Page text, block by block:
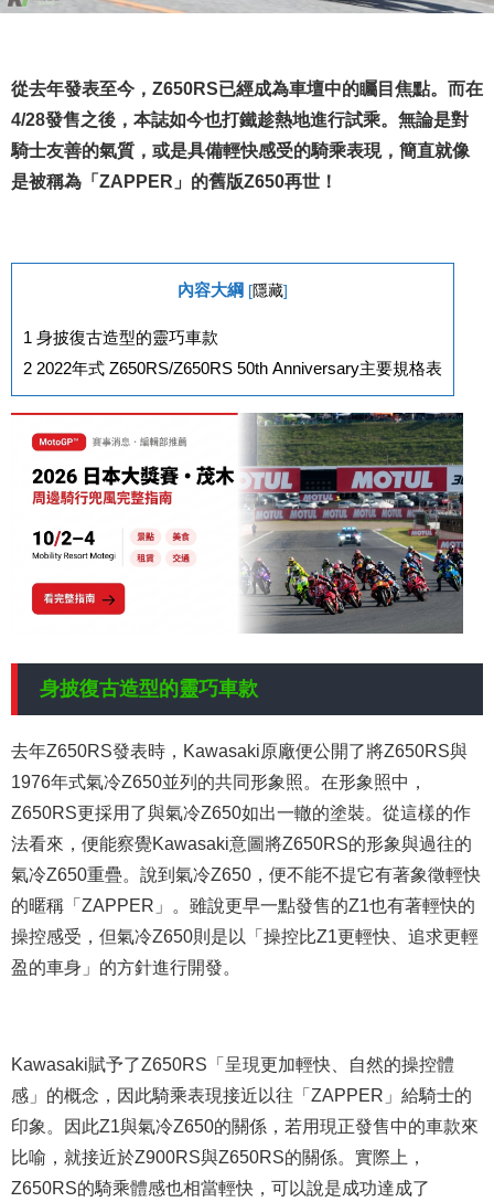
從去年發表至今，Z650RS已經成為車壇中的矚目焦點。而在
4/28發售之後，本誌如今也打鐵趁熱地進行試乘。無論是對
騎士友善的氣質，或是具備輕快感受的騎乘表現， 簡直就像
是被稱為「ZAPPER」的舊版Z650再世！
內容大綱 [隱藏]
1 身披復古造型的靈巧車款
2 2022年式 Z650RS/Z650RS 50th Anniversary主要規格表
身披復古造型的靈巧車款
去年Z650RS發表時，Kawasaki原廠便公開了將Z650RS與
1976年式氣冷Z650並列的共同形象照。在形象照中，
Z650RS更採用了與氣冷Z650如出一轍的塗裝。從這樣的作
法看來，便能察覺Kawasaki意圖將Z650RS的形象與過往的
氣冷Z650重疊。說到氣冷Z650，便不能不提它有著象徵輕快
的暱稱「ZAPPER」。雖說更早一點發售的Z1也有著輕快的
操控感受，但氣冷Z650則是以「操控比Z1更輕快、追求更輕
盈的車身」的方針進行開發。
Kawasaki賦予了Z650RS「呈現更加輕快、自然的操控體
感」的概念，因此騎乘表現接近以往「ZAPPER」給騎士的
印象。因此Z1與氣冷Z650的關係，若用現正發售中的車款來
比喻，就接近於Z900RS與Z650RS的關係。實際上，
Z650RS的騎乘體感也相當輕快，可以說是成功達成了